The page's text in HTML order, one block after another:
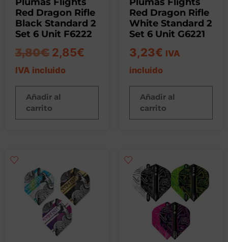
Red Dragon Rifle
Black Standard 2
Set 6 Unit F6222
3,80€ 2,85€
IVA incluido
Añadir al
carrito
Red Dragon Rifle
White Standard 2
Set 6 Unit G6221
3,23€ IVA
incluido
Añadir al
carrito